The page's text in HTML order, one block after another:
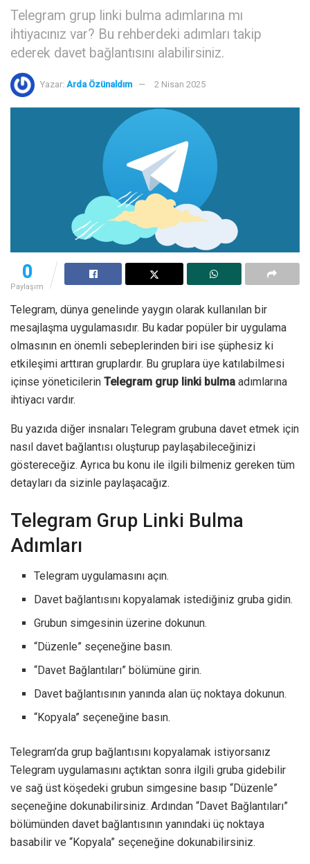
Telegram grup linki bulma adımlarına mı
ihtiyacınız var? Bu rehberdeki adımları takip
ederek davet bağlantısını alabilirsiniz.
Yazar: Arda Özünaldım 2 Nisan 2025
0
Paylaşım
Telegram, dünya genelinde yaygın olarak kullanılan bir
mesajlaşma uygulamasıdır. Bu kadar popüler bir uygulama
olmasının en önemli sebeplerinden biri ise şüphesiz ki
etkileşimi arttıran gruplardır. Bu gruplara üye katılabilmesi
içinse yöneticilerin Telegram grup linki bulma adımlarına
ihtiyacı vardır.
Bu yazıda diğer insnaları Telegram grubuna davet etmek için
nasıl davet bağlantısı oluşturup paylaşabileceğinizi
göstereceğiz. Ayrıca bu konu ile ilgili bilmeniz gereken tüm
detayları da sizinle paylaşacağız.
Telegram Grup Linki Bulma
Adımları
Telegram uygulamasını açın.
Davet bağlantısını kopyalamak istediğiniz gruba gidin.
Grubun simgesinin üzerine dokunun.
“Düzenle” seçeneğine basın.
“Davet Bağlantıları” bölümüne girin.
Davet bağlantısının yanında alan üç noktaya dokunun.
“Kopyala” seçeneğine basın.
Telegram’da grup bağlantısını kopyalamak istiyorsanız
Telegram uygulamasını açtıktan sonra ilgili gruba gidebilir
ve sağ üst köşedeki grubun simgesine basıp “Düzenle”
seçeneğine dokunabilirsiniz. Ardından “Davet Bağlantıları”
bölümünden davet bağlantısının yanındaki üç noktaya
basabilir ve “Kopyala” seçeneğine dokunabilirsiniz.